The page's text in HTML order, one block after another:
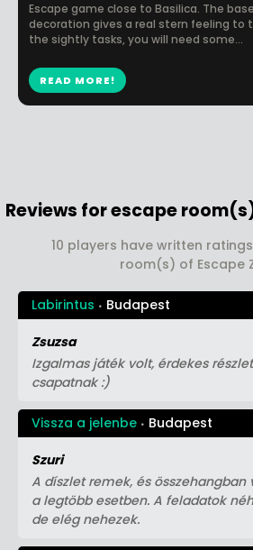
Escape game close to Basilica. The
decoration gives a real stern feeling to
the sightly tasks, you will need some...
READ MORE!
Reviews for escape
10 players have written
room(s) of Escape
Labirintus Budapest
Zsuzsa
Izgalmas játék volt, érdekes
csapatnak :)
Vissza a jelenbe Budapest
Szuri
A díszlet remek, és
a legtöbb esetben. A feladatok
de elég nehezek.